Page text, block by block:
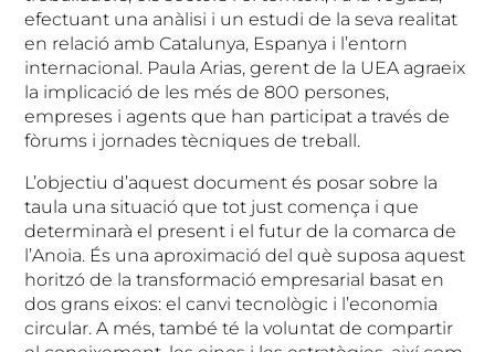
efectuant una anàlisi i un estudi de la seva realitat
en relació amb Catalunya, Espanya i l’entorn
internacional. Paula Arias, gerent de la UEA agraeix
la implicació de les més de 800 persones,
empreses i agents que han participat a través de
fòrums i jornades tècniques de treball.
L’objectiu d’aquest document és posar sobre la
taula una situació que tot just comença i que
determinarà el present i el futur de la comarca de
l’Anoia. És una aproximació del què suposa aquest
horitzó de la transformació empresarial basat en
dos grans eixos: el canvi tecnològic i l’economia
circular. A més, també té la voluntat de compartir